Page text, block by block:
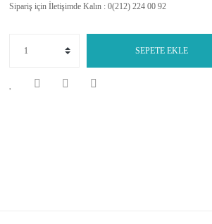
Sipariş için İletişimde Kalın : 0(212) 224 00 92
SEPETE EKLE